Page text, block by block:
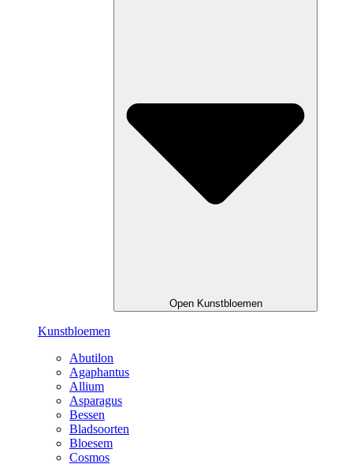
Open Kunstbloemen
Kunstbloemen
Abutilon
Agaphantus
Allium
Asparagus
Bessen
Bladsoorten
Bloesem
Cosmos